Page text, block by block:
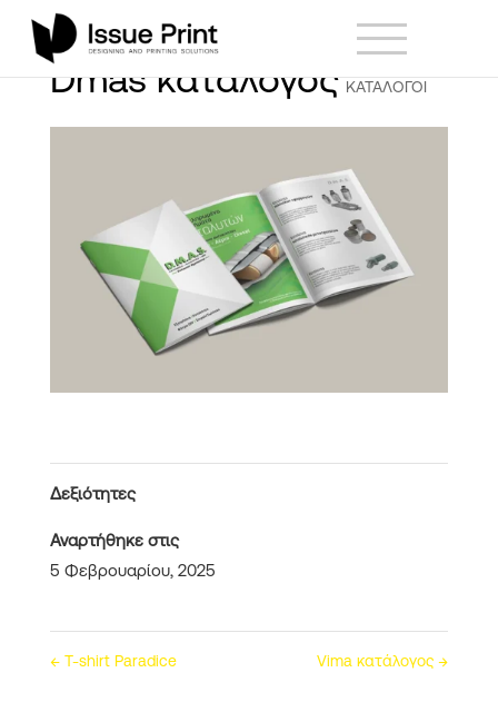
Dmas κατάλογος ΚΑΤΑΛΟΓΟΙ
Δεξιότητες
Αναρτήθηκε στις
5 Φεβρουαρίου, 2025
←T-shirt Paradice Vima κατάλογος→